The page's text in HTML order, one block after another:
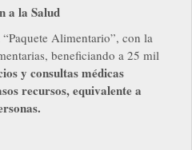
a la Salud
Alimentario”, con la
beneficiando a 25 mil
y consultas médicas
recursos, equivalente a